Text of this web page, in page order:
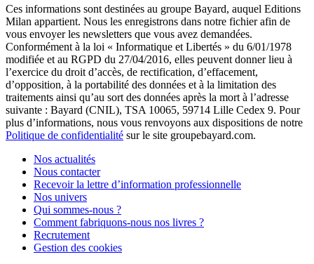
Ces informations sont destinées au groupe Bayard, auquel Editions
Milan appartient. Nous les enregistrons dans notre fichier afin de
vous envoyer les newsletters que vous avez demandées.
Conformément à la loi « Informatique et Libertés » du 6/01/1978
modifiée et au RGPD du 27/04/2016, elles peuvent donner lieu à
l’exercice du droit d’accès, de rectification, d’effacement,
d’opposition, à la portabilité des données et à la limitation des
traitements ainsi qu’au sort des données après la mort à l’adresse
suivante : Bayard (CNIL), TSA 10065, 59714 Lille Cedex 9. Pour
plus d’informations, nous vous renvoyons aux dispositions de notre
Politique de confidentialité sur le site groupebayard.com.
Nos actualités
Nous contacter
Recevoir la lettre d’information professionnelle
Nos univers
Qui sommes-nous ?
Comment fabriquons-nous nos livres ?
Recrutement
Gestion des cookies